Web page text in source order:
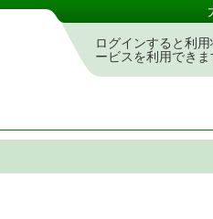
ログインすると利
ービスを利用できま